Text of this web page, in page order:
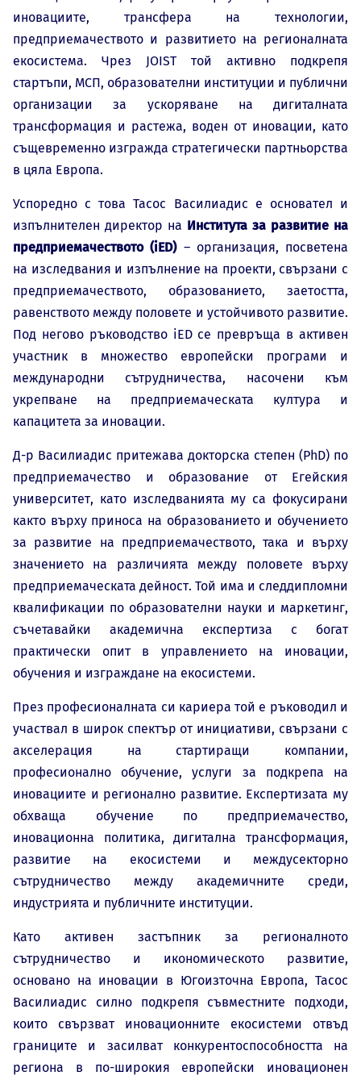
иновациите, трансфера на технологии,
предприемачеството и развитието на регионалната
екосистема. Чрез JOIST той активно подкрепя
стартъпи, МСП, образователни институции и публични
организации за ускоряване на дигиталната
трансформация и растежа, воден от иновации, като
същевременно изгражда стратегически партньорства
в цяла Европа.
Успоредно с това Тасос Василиадис е основател и
изпълнителен директор на Института за развитие на
предприемачеството (iED)– организация, посветена
на изследвания и изпълнение на проекти, свързани с
предприемачеството, образованието, заетостта,
равенството между половете и устойчивото развитие.
Под негово ръководство iED се превръща в активен
участник в множество европейски програми и
международни сътрудничества, насочени към
укрепване на предприемаческата култура и
капацитета за иновации.
Д-р Василиадис притежава докторска степен (PhD) по
предприемачество и образование от Егейския
университет, като изследванията му са фокусирани
както върху приноса на образованието и обучението
за развитие на предприемачеството, така и върху
значението на различията между половете върху
предприемаческата дейност. Той има и следдипломни
квалификации по образователни науки и маркетинг,
съчетавайки академична експертиза с богат
практически опит в управлението на иновации,
обучения и изграждане на екосистеми.
През професионалната си кариера той е ръководил и
участвал в широк спектър от инициативи, свързани с
акселерация на стартиращи компании,
професионално обучение, услуги за подкрепа на
иновациите и регионално развитие. Експертизата му
обхваща обучение по предприемачество,
иновационна политика, дигитална трансформация,
развитие на екосистеми и междусекторно
сътрудничество между академичните среди,
индустрията и публичните институции.
Като активен застъпник за регионалното
сътрудничество и икономическото развитие,
основано на иновации в Югоизточна Европа, Тасос
Василиадис силно подкрепя съвместните подходи,
които свързват иновационните екосистеми отвъд
границите и засилват конкурентоспособността на
региона в по-широкия европейски иновационен